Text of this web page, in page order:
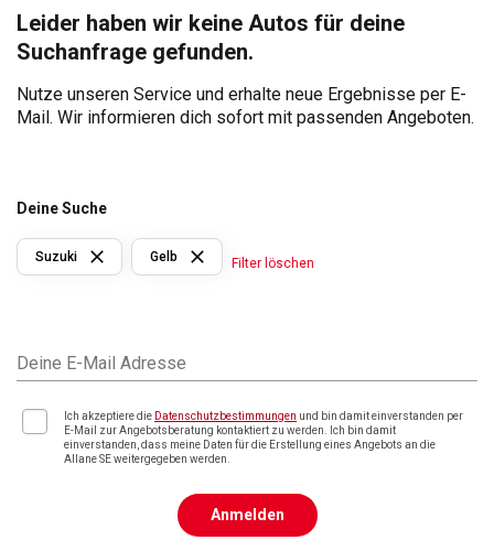
Leider haben wir keine Autos für deine
Suchanfrage gefunden.
Nutze unseren Service und erhalte neue Ergebnisse per E-
Mail. Wir informieren dich sofort mit passenden Angeboten.
Deine Suche
Suzuki Gelb Filter löschen
Deine E-Mail Adresse
Ich akzeptiere die Datenschutzbestimmungen und bin damit einverstanden per
E-Mail zur Angebotsberatung kontaktiert zu werden. Ich bin damit
einverstanden, dass meine Daten für die Erstellung eines Angebots an die
Allane SE weitergegeben werden.
Anmelden